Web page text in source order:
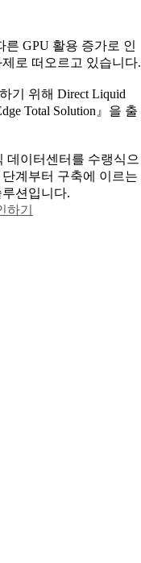
GPU 활용 증가로 인
로 떠오르고 있습니다.
기 위해 Direct Liquid
Total Solution』을 출
데이터센터를 수랭식으
계부터 구축에 이르는
션입니다.
하기